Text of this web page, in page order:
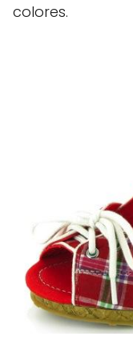
colores.